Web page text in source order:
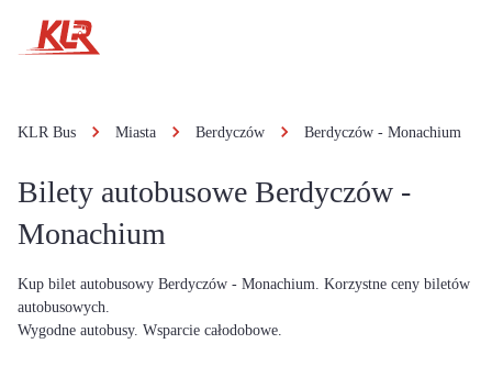
KLR Bus Miasta Berdyczów Berdyczów - Monachium
Bilety autobusowe Berdyczów -
Monachium
Kup bilet autobusowy Berdyczów - Monachium. Korzystne ceny biletów
autobusowych.
Wygodne autobusy. Wsparcie całodobowe.